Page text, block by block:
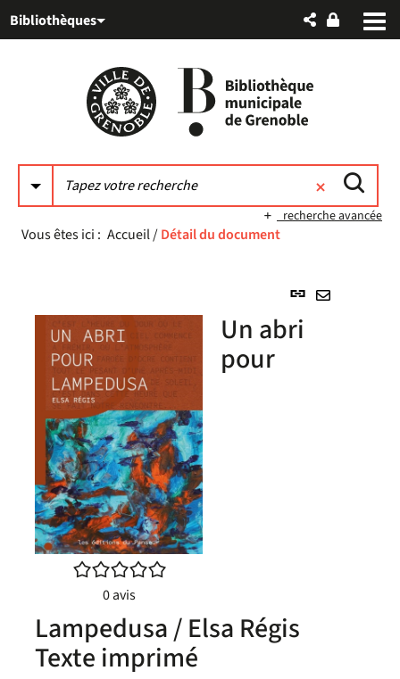
au
auBibliothèques
recherche avancée
Vous êtes ici : Accueil/Détail du document
Lien
/5
0avis
Un abri
pour
Lampedusa / Elsa Régis
Texte imprimé